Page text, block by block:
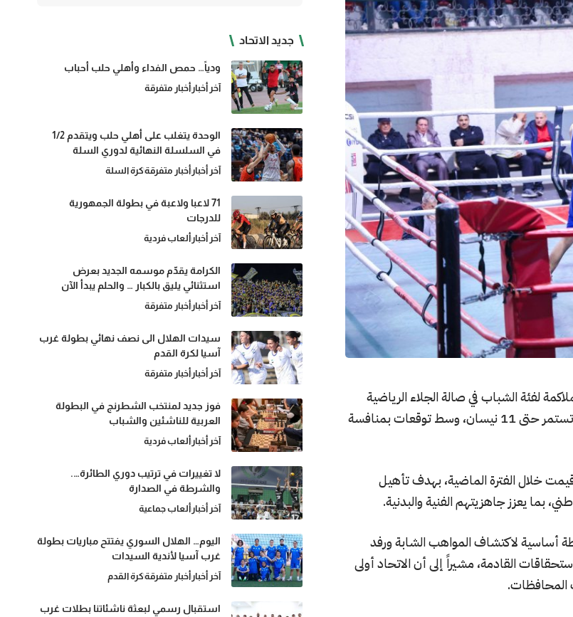
للملاكمة لفئة الشباب في صالة الجلاء الرياضية
بدمشق، بمشاركة منتخبات المحافظات والهيئات الرياضية، وتستمر حتى 11 نيسان، وسط توقعات بمنافسة
خلال الفترة الماضية، بهدف تأهيل
بما يعزز جاهزيتهم الفنية والبدنية.
أساسية لاكتشاف المواهب الشابة ورفد
القادمة، مشيراً إلى أن الاتحاد أولى
المحافظات.
جديد الاتحاد
ودياً… حمص الفداء وأهلي حلب أحباب
آخر أخبارأخبار متفرقة
الوحدة يتغلب على أهلي حلب ويتقدم 1/2
في السلسلة النهائية لدوري السلة
آخر أخبارأخبار متفرقةكرة السلة
71 لاعبا ولاعبة في بطولة الجمهورية
للدرجات
آخر أخبارألعاب فردية
الكرامة يقدّم موسمه الجديد بعرض
استثنائي يليق بالكبار … والحلم يبدأ الآن
آخر أخبارأخبار متفرقة
سيدات الهلال الى نصف نهائي بطولة غرب
آسيا لكرة القدم
آخر أخبارأخبار متفرقة
فوز جديد لمنتخب الشطرنج في البطولة
العربية للناشئين والشباب
آخر أخبارألعاب فردية
لا تغييرات في ترتيب دوري الطائرة….
والشرطة في الصدارة
آخر أخبارألعاب جماعية
اليوم… الهلال السوري يفتتح مباريات بطولة
غرب آسيا لأندية السيدات
آخر أخبارأخبار متفرقةكرة القدم
استقبال رسمي لبعثة ناشئاتنا بطلات غرب